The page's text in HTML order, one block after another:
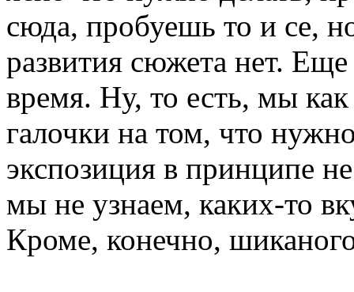
сюда, пробуешь то и се,
развития сюжета нет.
время. Ну, то есть, мы
галочки на том, что
экспозиция в принципе
мы не узнаем, каких-то
Кроме, конечно,